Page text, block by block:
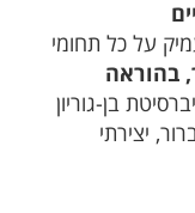
על כל תחומי
בהוראה
בן-גוריון
יצירתי